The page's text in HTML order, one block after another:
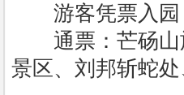
游客凭票入园
通票：芒砀山
景区、刘邦斩蛇